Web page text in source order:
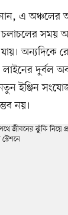
এ অঞ্চলের
চলাচলের সময়
অন্যদিকে
দুর্বল
ইঞ্জিন
নয়।